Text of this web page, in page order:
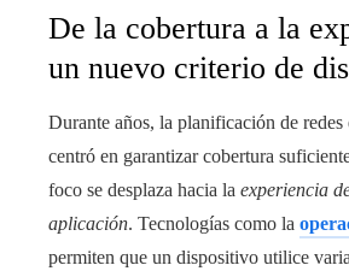
De la cobertura a la
un nuevo criterio de
Durante años, la planificación de redes
centró en garantizar cobertura
foco se desplaza hacia la experiencia
aplicación. Tecnologías como la
permiten que un dispositivo utilice